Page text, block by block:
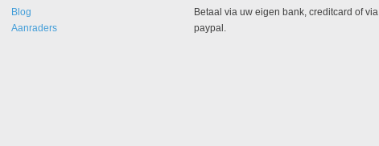
Blog
Aanraders
Betaal via uw eigen bank, creditcard of via
paypal.